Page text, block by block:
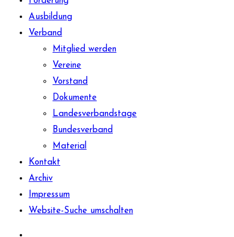
Ausbildung
Verband
Mitglied werden
Vereine
Vorstand
Dokumente
Landesverbandstage
Bundesverband
Material
Kontakt
Archiv
Impressum
Website-Suche umschalten